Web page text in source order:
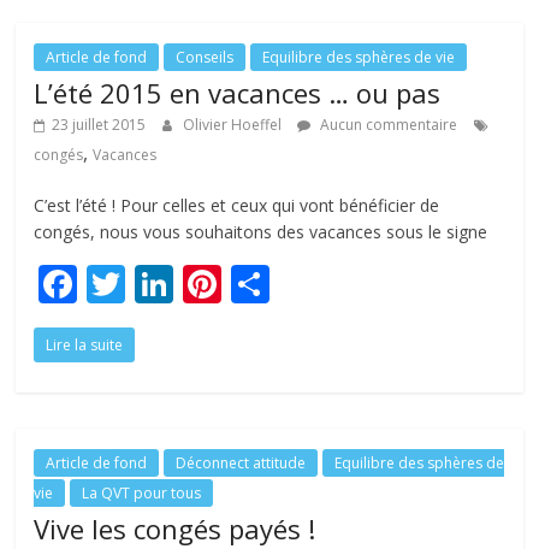
o
o
k
dI
n
st er
Article de fond Conseils Equilibre des sphères de vie
L’été 2015 en vacances … ou pas
23 juillet 2015 Olivier Hoeffel
Aucun commentaire
congés,Vacances
C’est l’été ! Pour celles et ceux qui vont bénéficier de
congés, nous vous souhaitons des vacances sous le signe
F
ac
e
o
o
k
T
w
itt
Li
dI
n
Pi
st er
Lire la suite
Article de fond Déconnect attitude
Equilibre des sphères de
vie
La QVT pour tous
Vive les congés payés !